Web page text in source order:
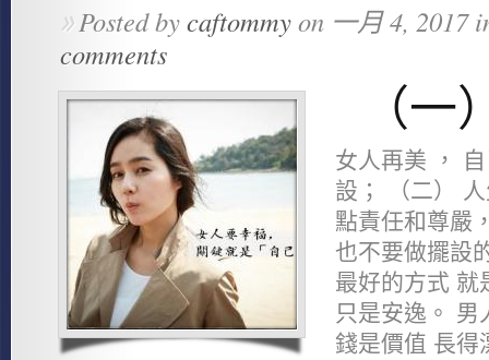
»Posted bycaftommyon 一月 4, 2017
comments
（一
女人再美 ，
設； （二）
點責任和尊嚴
也不要做擺設
最好的方式 就
只是安逸。 男
錢是價值 長得